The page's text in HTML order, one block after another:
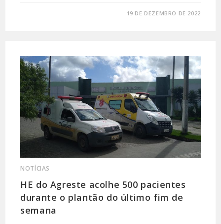
19 DE DEZEMBRO DE 2022
NOTÍCIAS
HE do Agreste acolhe 500 pacientes
durante o plantão do último fim de
semana